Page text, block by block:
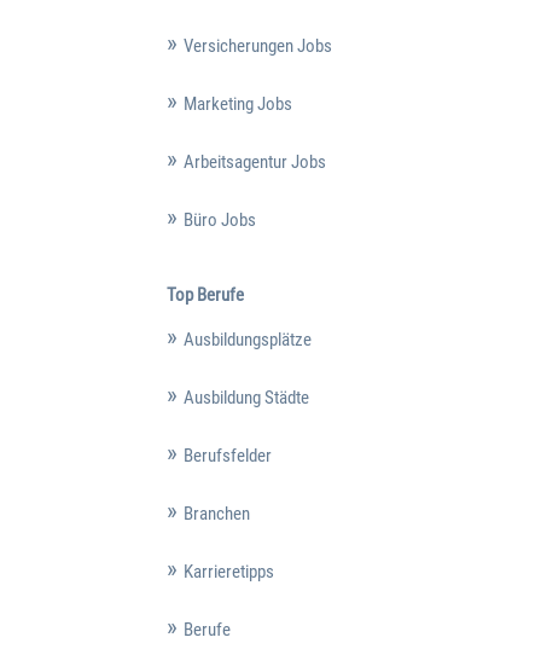
Versicherungen Jobs
Marketing Jobs
Arbeitsagentur Jobs
Büro Jobs
Top Berufe
Ausbildungsplätze
Ausbildung Städte
Berufsfelder
Branchen
Karrieretipps
Berufe